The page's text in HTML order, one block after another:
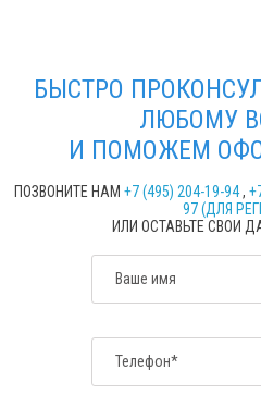
БЫСТРО
ЛЮБОМУ
И ПОМОЖЕМ
ПОЗВОНИТЕ НАМ +7 (495) 204-19-94,
97 (ДЛЯ
ИЛИ ОСТАВЬТЕ СВОИ
Ваше имя
Телефон*